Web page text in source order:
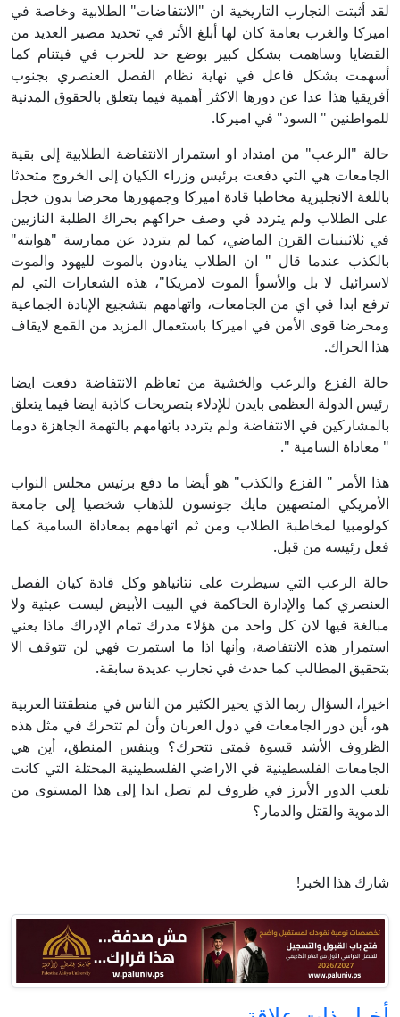
لقد أثبتت التجارب التاريخية ان "الانتفاضات" الطلابية وخاصة في
اميركا والغرب بعامة كان لها أبلغ الأثر في تحديد مصير العديد من
القضايا وساهمت بشكل كبير بوضع حد للحرب في فيتنام كما
أسهمت بشكل فاعل في نهاية نظام الفصل العنصري بجنوب
أفريقيا هذا عدا عن دورها الاكثر أهمية فيما يتعلق بالحقوق المدنية
للمواطنين " السود" في اميركا.
حالة "الرعب" من امتداد او استمرار الانتفاضة الطلابية إلى بقية
الجامعات هي التي دفعت برئيس وزراء الكيان إلى الخروج متحدثا
باللغة الانجليزية مخاطبا قادة اميركا وجمهورها محرضا بدون خجل
على الطلاب ولم يتردد في وصف حراكهم بحراك الطلبة النازيين
في ثلاثينيات القرن الماضي، كما لم يتردد عن ممارسة "هوايته"
بالكذب عندما قال " ان الطلاب ينادون بالموت لليهود والموت
لاسرائيل لا بل والأسوأ الموت لامريكا"، هذه الشعارات التي لم
ترفع ابدا في اي من الجامعات، واتهامهم بتشجيع الإبادة الجماعية
ومحرضا قوى الأمن في اميركا باستعمال المزيد من القمع لايقاف
هذا الحراك.
حالة الفزع والرعب والخشية من تعاظم الانتفاضة دفعت ايضا
رئيس الدولة العظمى بايدن للإدلاء بتصريحات كاذبة ايضا فيما يتعلق
بالمشاركين في الانتفاضة ولم يتردد باتهامهم بالتهمة الجاهزة دوما
" معاداة السامية ".
هذا الأمر " الفزع والكذب" هو أيضا ما دفع برئيس مجلس النواب
الأمريكي المتصهين مايك جونسون للذهاب شخصيا إلى جامعة
كولومبيا لمخاطبة الطلاب ومن ثم اتهامهم بمعاداة السامية كما
فعل رئيسه من قبل.
حالة الرعب التي سيطرت على نتانياهو وكل قادة كيان الفصل
العنصري كما والإدارة الحاكمة في البيت الأبيض ليست عبثية ولا
مبالغة فيها لان كل واحد من هؤلاء مدرك تمام الإدراك ماذا يعني
استمرار هذه الانتفاضة، وأنها اذا ما استمرت فهي لن تتوقف الا
بتحقيق المطالب كما حدث في تجارب عديدة سابقة.
اخيرا، السؤال ربما الذي يحير الكثير من الناس في منطقتنا العربية
هو، أين دور الجامعات في دول العربان وأن لم تتحرك في مثل هذه
الظروف الأشد قسوة فمتى تتحرك؟ وبنفس المنطق، أين هي
الجامعات الفلسطينية في الاراضي الفلسطينية المحتلة التي كانت
تلعب الدور الأبرز في ظروف لم تصل ابدا إلى هذا المستوى من
الدموية والقتل والدمار؟
شارك هذا الخبر!